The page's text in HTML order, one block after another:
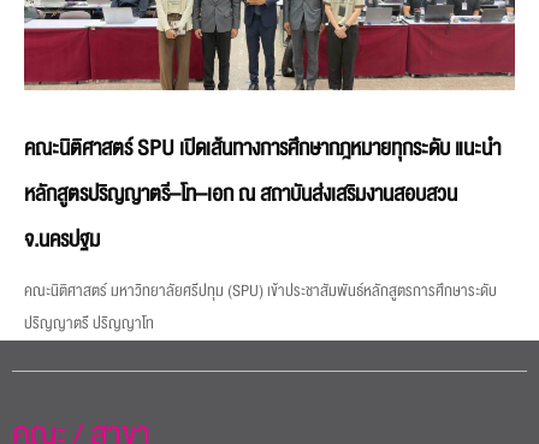
คณะนิติศาสตร์ SPU เปิดเส้นทางการศึกษากฎหมายทุกระดับ แนะนำ
หลักสูตรปริญญาตรี–โท–เอก ณ สถาบันส่งเสริมงานสอบสวน
จ.นครปฐม
คณะนิติศาสตร์ มหาวิทยาลัยศรีปทุม (SPU) เข้าประชาสัมพันธ์หลักสูตรการศึกษาระดับ
ปริญญาตรี ปริญญาโท